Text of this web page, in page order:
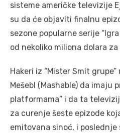
sisteme američke televizije
su da će objaviti finalnu
sezone popularne serije
od nekoliko miliona dolara
Hakeri iz “Mister Smit
Mešebl (Mashable) da imaju
platformama” i da ta
za curenje šeste epizode
emitovana sinoć, i poslednje